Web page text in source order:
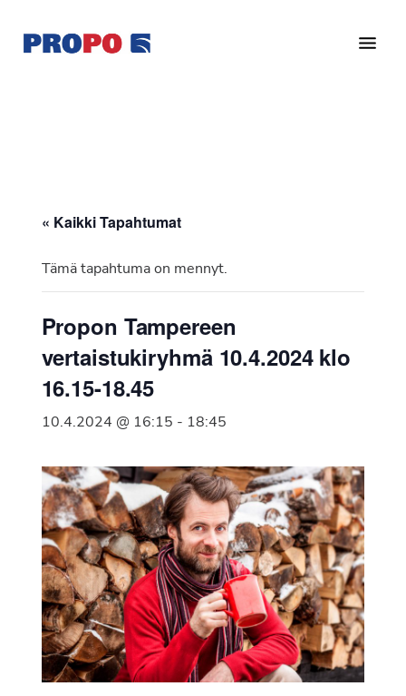
pääsisältöön
alatunnisteeseen
Ry
vuonna
Suomen
Syöpäyhdistyksen
jäsenjärjestö.
« Kaikki Tapahtumat
Tämä tapahtuma on mennyt.
Propon Tampereen
vertaistukiryhmä 10.4.2024 klo
16.15-18.45
10.4.2024 @ 16:15 - 18:45